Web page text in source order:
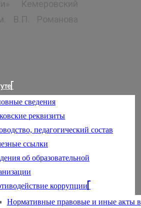
Кемеровский
В.П. Романова
сведения
реквизиты
педагогический состав
ссылки
об образовательной
коррупции
Нормативные правовые и иные акты в